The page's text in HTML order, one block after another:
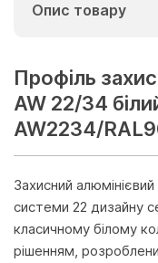
Опис товару
Профіль
AW 22/34
AW2234/
Захисний
системи 22 дизайну
класичному білому
рішенням,